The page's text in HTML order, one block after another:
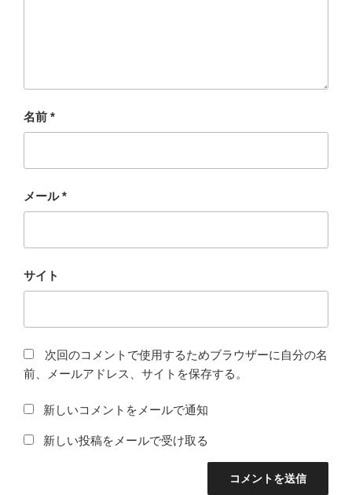
名前 *
メール*
サイト
次回のコメントで使用するためブラウザーに自分の名
前、メールアドレス、サイトを保存する。
新しいコメントをメールで通知
新しい投稿をメールで受け取る